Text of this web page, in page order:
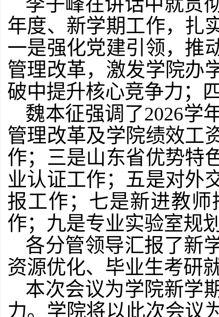
年度、新学期工作，扎
一是强化党建引领，推
管理改革，激发学院办
破中提升核心竞争力；
魏本征强调了2026学
管理改革及学院绩效工
作；三是山东省优势特
业认证工作 ；五是对外
报工作；七是新进教
作；九是专业实验室规
各分管领导汇报了新
资源优化、 毕业生考研
本次会议为学院新学
力。学院将以此次会议